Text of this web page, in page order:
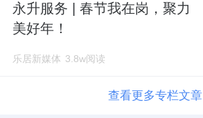
永升服务 | 春节我在岗，聚力
美好年！
乐居新媒体 3.8w阅读
查看更多专栏文章